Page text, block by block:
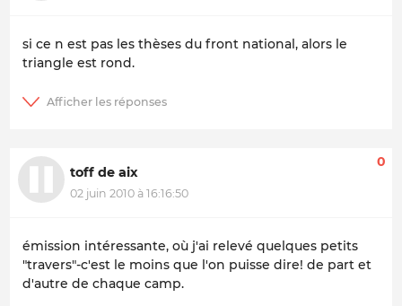
si ce n est pas les thèses du front national, alors le
triangle est rond.
toff de aix
02 juin 2010 à 16:16:50
0
émission intéressante, où j'ai relevé quelques petits
"travers"-c'est le moins que l'on puisse dire! de part et
d'autre de chaque camp.